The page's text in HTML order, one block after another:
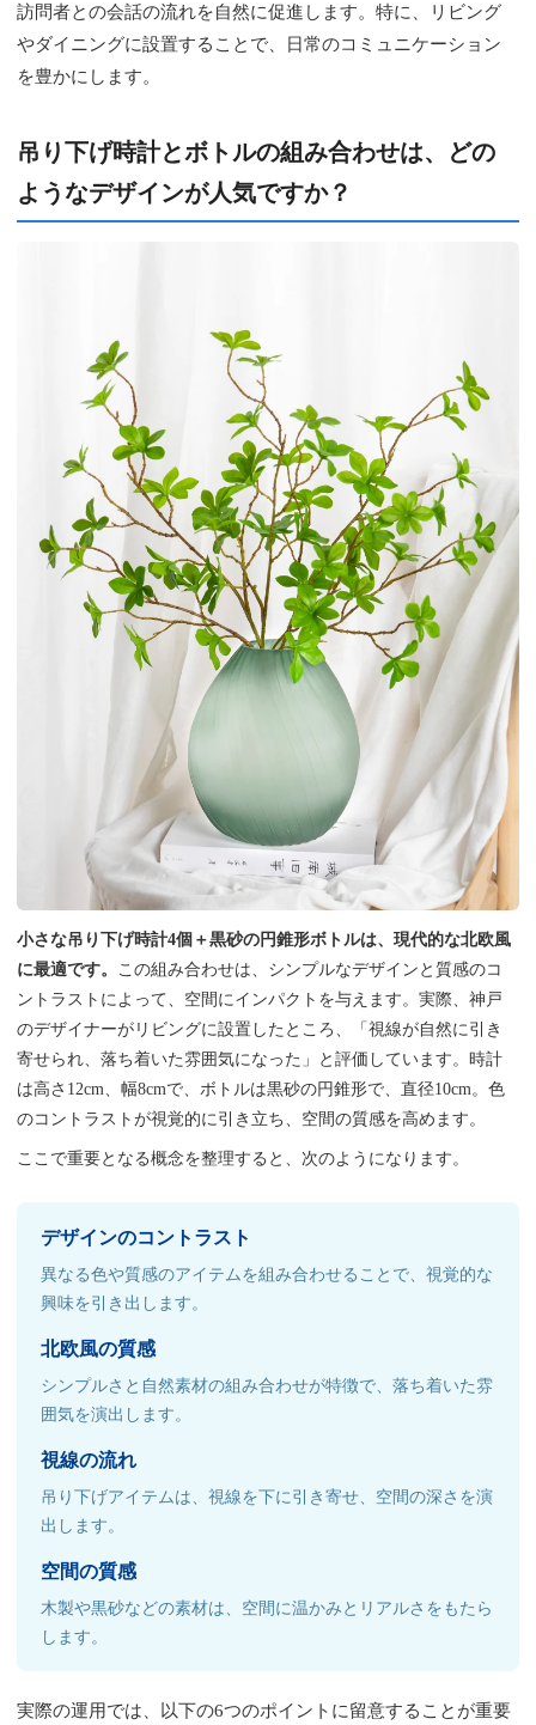
訪問者との会話の流れを自然に促進します。特に、リビング
やダイニングに設置することで、日常のコミュニケーション
を豊かにします。
吊り下げ時計とボトルの組み合わせは、どの
ようなデザインが人気ですか？
小さな吊り下げ時計4個＋黒砂の円錐形ボトルは、現代的な北欧風
に最適です。 この組み合わせは、シンプルなデザインと質感のコ
ントラストによって、空間にインパクトを与えます。実際、神戸
のデザイナーがリビングに設置したところ、「視線が自然に引き
寄せられ、落ち着いた雰囲気になった」と評価しています。時計
は高さ12cm、幅8cmで、ボトルは黒砂の円錐形で、直径10cm。色
のコントラストが視覚的に引き立ち、空間の質感を高めます。
ここで重要となる概念を整理すると、次のようになります。
デザインのコントラスト
異なる色や質感のアイテムを組み合わせることで、視覚的な
興味を引き出します。
北欧風の質感
シンプルさと自然素材の組み合わせが特徴で、落ち着いた雰
囲気を演出します。
視線の流れ
吊り下げアイテムは、視線を下に引き寄せ、空間の深さを演
出します。
空間の質感
木製や黒砂などの素材は、空間に温かみとリアルさをもたら
します。
実際の運用では、以下の6つのポイントに留意することが重要